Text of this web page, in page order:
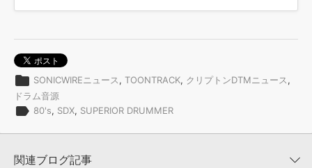
folder SONICWIREニュース, TOONTRACK, クリプトンDTMニュース,
ドラム音源
label 80's, SDX, SUPERIOR DRUMMER
関連ブログ記事